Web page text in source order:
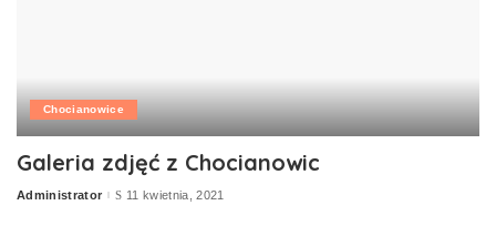
Chocianowice
Galeria zdjęć z Chocianowic
Posted
Administrator 11 kwietnia, 2021